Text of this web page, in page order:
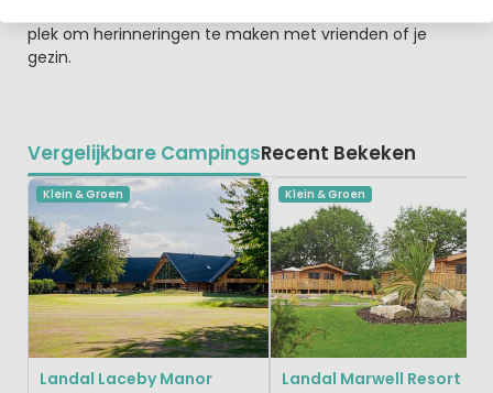
plek om herinneringen te maken met vrienden of je
gezin.
Vergelijkbare CampingsRecent Bekeken
Klein & Groen
Landal Laceby Manor
Klein & Groen
Landal Marwell Resort